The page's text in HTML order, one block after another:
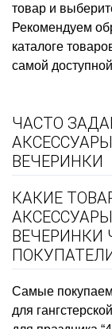
товар и
Рекомендуем
каталоге
самой
ЧАСТО
ВЕЧЕРИНКИ
КАКИЕ
ВЕЧЕРИНКИ
Самые
для